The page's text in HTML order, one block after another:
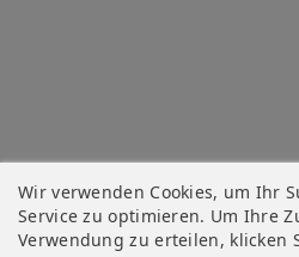
Wir verwenden Cookies, um Ihr
Service zu optimieren. Um Ihre
Verwendung zu erteilen, klicken